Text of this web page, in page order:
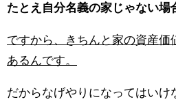
たとえ自分名義の家じゃない場
ですから、きちんと家の資産価
あるんです。
だからなげやりになってはいけ